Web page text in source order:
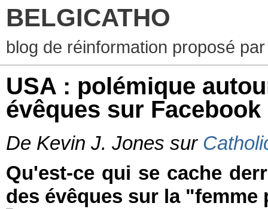
BELGICATHO
blog de réinformation proposé
USA : polémique
évêques sur Facebook
De Kevin J. Jones sur
Qu'est-ce qui se cache
des évêques sur la "femme